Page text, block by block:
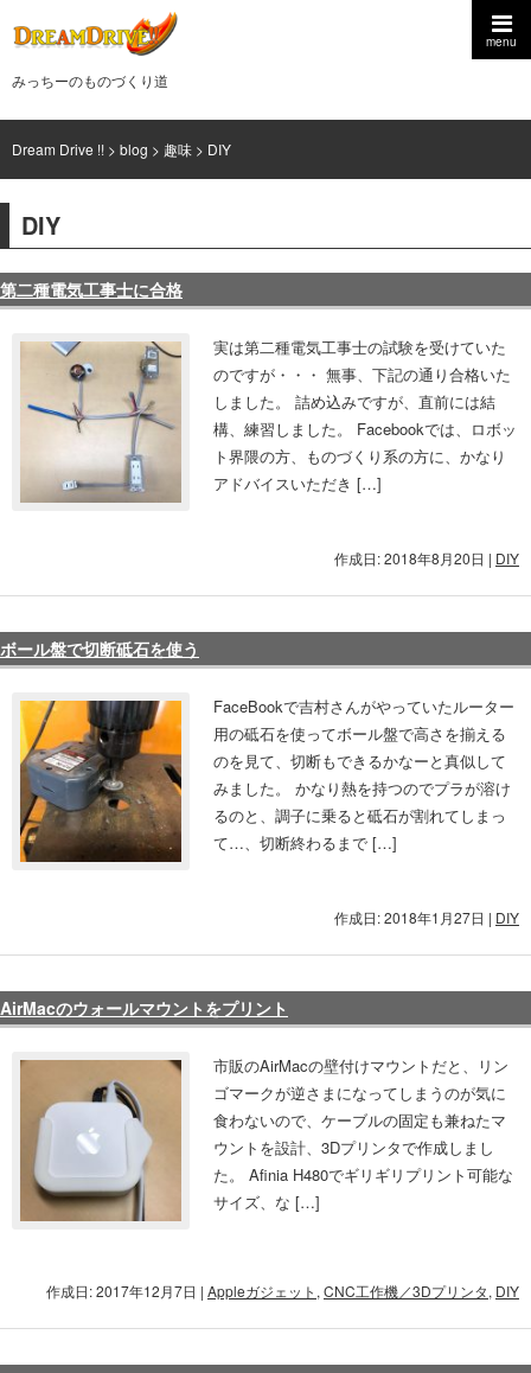
menu
みっちーのものづくり道
Dream Drive !! > blog > 趣味 > DIY
DIY
第二種電気工事士に合格
実は第二種電気工事士の試験を受けていた
のですが・・・ 無事、下記の通り合格いた
しました。 詰め込みですが、直前には結
構、練習しました。 Facebookでは、ロボッ
ト界隈の方、ものづくり系の方に、かなり
アドバイスいただき […]
作成日: 2018年8月20日 | DIY
ボール盤で切断砥石を使う
FaceBookで吉村さんがやっていたルーター
用の砥石を使ってボール盤で高さを揃える
のを見て、切断もできるかなーと真似して
みました。 かなり熱を持つのでプラが溶け
るのと、調子に乗ると砥石が割れてしまっ
て…、切断終わるまで […]
作成日: 2018年1月27日 | DIY
AirMacのウォールマウントをプリント
市販のAirMacの壁付けマウントだと、リン
ゴマークが逆さまになってしまうのが気に
食わないので、ケーブルの固定も兼ねたマ
ウントを設計、3Dプリンタで作成しまし
た。 Afinia H480でギリギリプリント可能な
サイズ、な […]
作成日: 2017年12月7日 | Appleガジェット , CNC工作機／3Dプリンタ, DIY